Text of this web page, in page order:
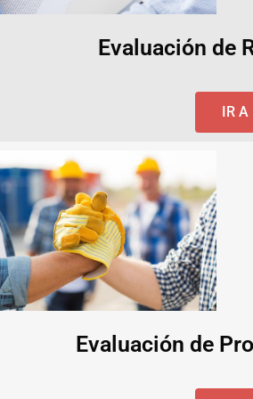
Evaluación de
IR A
Evaluación de